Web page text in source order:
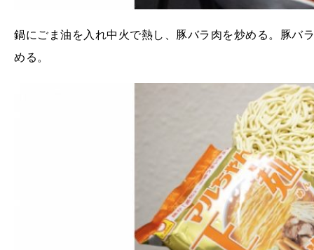
鍋にごま油を入れ中火で熱し、豚バラ肉を炒める。豚バ
める。